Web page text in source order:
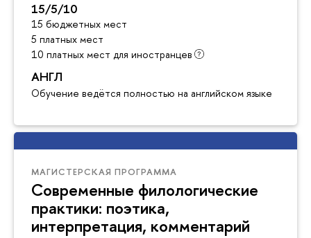
15/5/10
15 бюджетных мест
5 платных мест
10 платных мест для иностранцев
АНГЛ
Обучение ведётся полностью на английском языке
МАГИСТЕРСКАЯ ПРОГРАММА
Современные филологические
практики: поэтика,
интерпретация, комментарий